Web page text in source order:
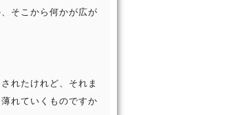
そこから何かが広が
れたけれど、それま
れていくものですか